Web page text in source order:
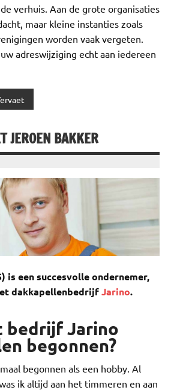
verhuis. Aan de grote organisaties
maar kleine instanties zoals
worden vaak vergeten.
adreswijziging echt aan iedereen
JEROEN BAKKER
is een succesvolle ondernemer,
dakkapellenbedrijfJarino.
bedrijf Jarino
begonnen?
begonnen als een hobby. Al
ik altijd aan het timmeren en aan